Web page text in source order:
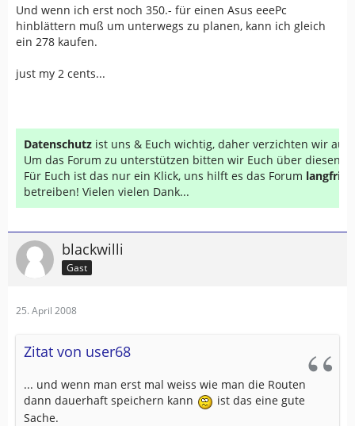
Und wenn ich erst noch 350.- für einen Asus eeePc
hinblättern muß um unterwegs zu planen, kann ich gleich
ein 278 kaufen.
just my 2 cents...
Datenschutz ist uns & Euch wichtig, daher verzichten wir auf
Um das Forum zu unterstützen bitten wir Euch über diesen
Für Euch ist das nur ein Klick, uns hilft es das Forum
betreiben! Vielen vielen Dank...
blackwilli
Gast
25. April 2008
Zitat von user68
... und wenn man erst mal weiss wie man die Routen
dann dauerhaft speichern kann
ist das eine gute
Sache.